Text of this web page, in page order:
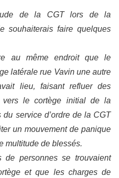
de la CGT lors de la
souhaiterais faire quelques
au même endroit que le
latérale rue Vavin une autre
lieu, faisant refluer des
vers le cortège initial de la
service d’ordre de la CGT
un mouvement de panique
multitude de blessés.
personnes se trouvaient
et que les charges de